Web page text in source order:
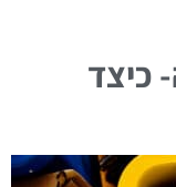
כיצד